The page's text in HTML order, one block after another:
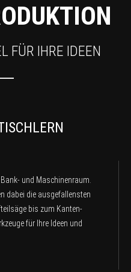
FÜR IHRE IDEEN
und Maschinenraum.
dabei die ausgefallensten
bis zum Kanten-
für Ihre Ideen und